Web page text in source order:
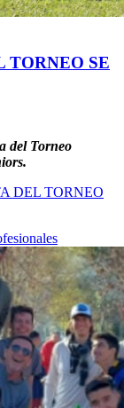
TORNEO SE
del Torneo
DEL TORNEO